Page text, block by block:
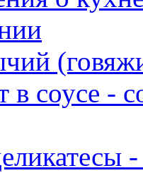
в соусе -